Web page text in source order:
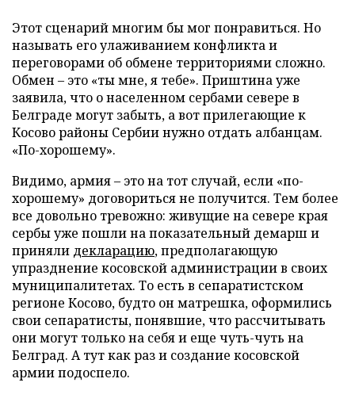
Этот сценарий многим бы мог понравиться. Но
называть его улаживанием конфликта и
переговорами об обмене территориями сложно.
Обмен – это «ты мне, я тебе». Приштина уже
заявила, что о населенном сербами севере в
Белграде могут забыть, а вот прилегающие к
Косово районы Сербии нужно отдать албанцам.
«По-хорошему».
Видимо, армия – это на тот случай, если «по-
хорошему» договориться не получится. Тем более
все довольно тревожно: живущие на севере края
сербы уже пошли на показательный демарш и
приняли декларацию, предполагающую
упразднение косовской администрации в своих
муниципалитетах. То есть в сепаратистском
регионе Косово, будто он матрешка, оформились
свои сепаратисты, понявшие, что рассчитывать
они могут только на себя и еще чуть-чуть на
Белград. А тут как раз и создание косовской
армии подоспело.